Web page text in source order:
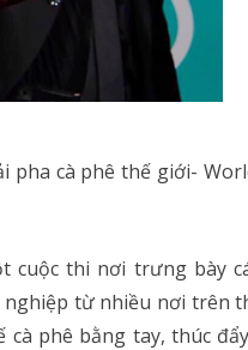
cà phê thế giới-
cuộc thi nơi trưng bày
nghiệp từ nhiều nơi trên
cà phê bằng tay, thúc